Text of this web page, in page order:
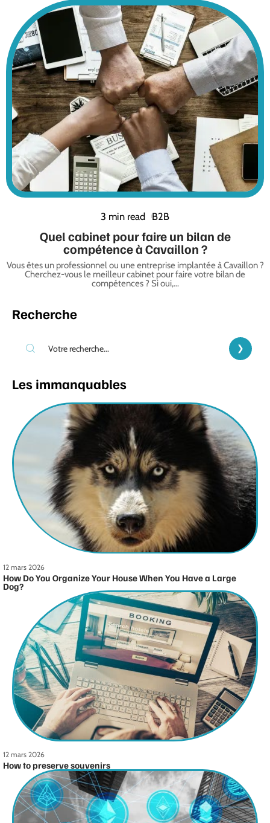
3 min read B2B
Quel cabinet pour faire un bilan de
compétence à Cavaillon ?
Vous êtes un professionnel ou une entreprise implantée à Cavaillon ?
Cherchez-vous le meilleur cabinet pour faire votre bilan de
compétences ? Si oui,…
Recherche
Les immanquables
12 mars 2026
How Do You Organize Your House When You Have a Large
Dog?
12 mars 2026
How to preserve souvenirs